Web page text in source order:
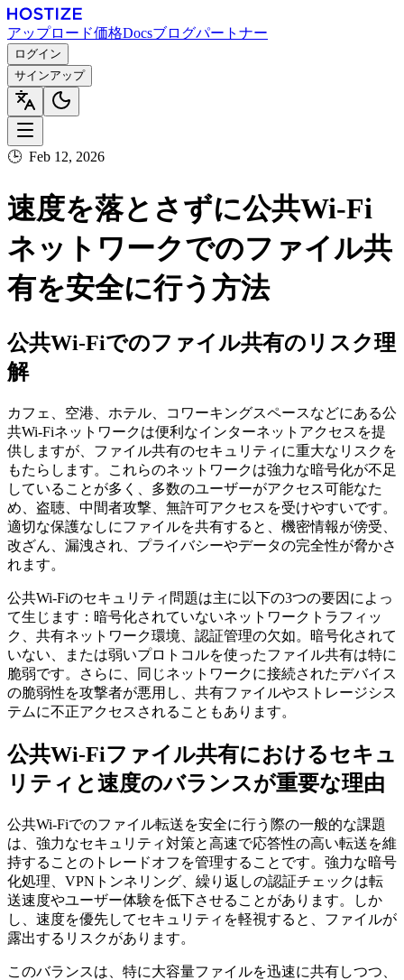
アップロード価格Docsブログパートナー
ログイン
サインアップ
🕒 Feb 12, 2026
速度を落とさずに公共Wi-Fi
ネットワークでのファイル共
有を安全に行う方法
公共Wi-Fiでのファイル共有のリスク理
解
カフェ、空港、ホテル、コワーキングスペースなどにある公
共Wi-Fiネットワークは便利なインターネットアクセスを提
供しますが、ファイル共有のセキュリティに重大なリスクを
もたらします。これらのネットワークは強力な暗号化が不足
していることが多く、多数のユーザーがアクセス可能なた
め、盗聴、中間者攻撃、無許可アクセスを受けやすいです。
適切な保護なしにファイルを共有すると、機密情報が傍受、
改ざん、漏洩され、プライバシーやデータの完全性が脅かさ
れます。
公共Wi-Fiのセキュリティ問題は主に以下の3つの要因によっ
て生じます：暗号化されていないネットワークトラフィッ
ク、共有ネットワーク環境、認証管理の欠如。暗号化されて
いない、または弱いプロトコルを使ったファイル共有は特に
脆弱です。さらに、同じネットワークに接続されたデバイス
の脆弱性を攻撃者が悪用し、共有ファイルやストレージシス
テムに不正アクセスされることもあります。
公共Wi-Fiファイル共有におけるセキュ
リティと速度のバランスが重要な理由
公共Wi-Fiでのファイル転送を安全に行う際の一般的な課題
は、強力なセキュリティ対策と高速で応答性の高い転送を維
持することのトレードオフを管理することです。強力な暗号
化処理、VPNトンネリング、繰り返しの認証チェックは転
送速度やユーザー体験を低下させることがあります。しか
し、速度を優先してセキュリティを軽視すると、ファイルが
露出するリスクがあります。
このバランスは、特に大容量ファイルを迅速に共有しつつ、